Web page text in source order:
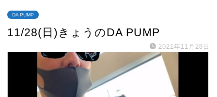
DA PUMP
11/28(日)きょうのDA PUMP
2021年11月28日